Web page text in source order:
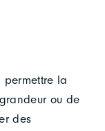
permettre la
ou de
des